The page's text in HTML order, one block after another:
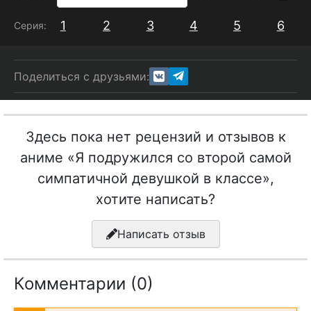
Серия: 1 2 3 4 5 6
Поделиться с друзьями:
Здесь пока нет рецензий и отзывов к
аниме «Я подружился со второй самой
симпатичной девушкой в классе»,
хотите написать?
Написать отзыв
Комментарии (0)